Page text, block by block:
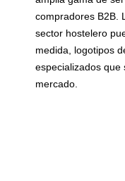
compradores B2B.
sector hostelero
medida, logotipos
especializados que
mercado.